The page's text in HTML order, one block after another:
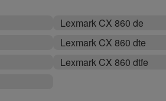
Lexmark CX 860 de
Lexmark CX 860 dte
Lexmark CX 860 dtfe